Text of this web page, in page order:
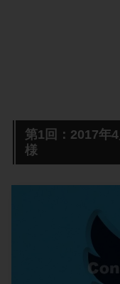
第1回：2017年
様